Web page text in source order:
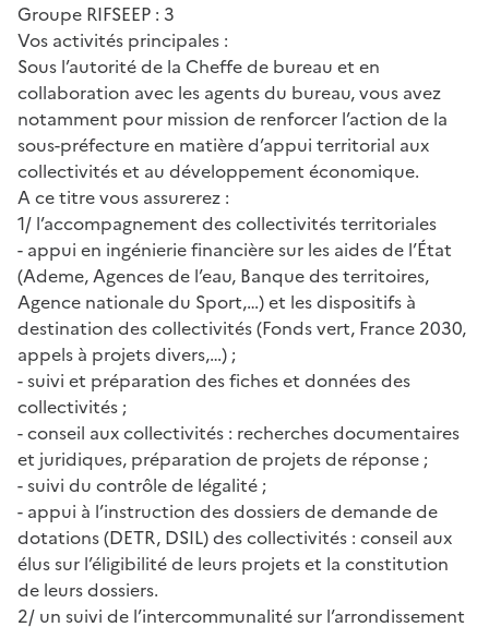
Groupe RIFSEEP : 3
Vos activités principales :
Sous l’autorité de la Cheffe de bureau et en
collaboration avec les agents du bureau, vous avez
notamment pour mission de renforcer l’action de la
sous-préfecture en matière d’appui territorial aux
collectivités et au développement économique.
A ce titre vous assurerez :
1/ l’accompagnement des collectivités territoriales
- appui en ingénierie financière sur les aides de l’État
(Ademe, Agences de l’eau, Banque des territoires,
Agence nationale du Sport,…) et les dispositifs à
destination des collectivités (Fonds vert, France 2030,
appels à projets divers,…) ;
- suivi et préparation des fiches et données des
collectivités ;
- conseil aux collectivités : recherches documentaires
et juridiques, préparation de projets de réponse ;
- suivi du contrôle de légalité ;
- appui à l’instruction des dossiers de demande de
dotations (DETR, DSIL) des collectivités : conseil aux
élus sur l’éligibilité de leurs projets et la constitution
de leurs dossiers.
2/ un suivi de l’intercommunalité sur l’arrondissement